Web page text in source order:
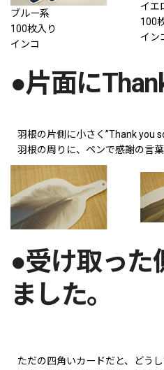
ブルー系
100枚入り
インコ
イエ
100
イン
●片面に
羽根の片側に小さく”Thank you
羽根の周りに、ペンで感謝の言
●受け取った
ました。
ただの四角いカードだと、どう